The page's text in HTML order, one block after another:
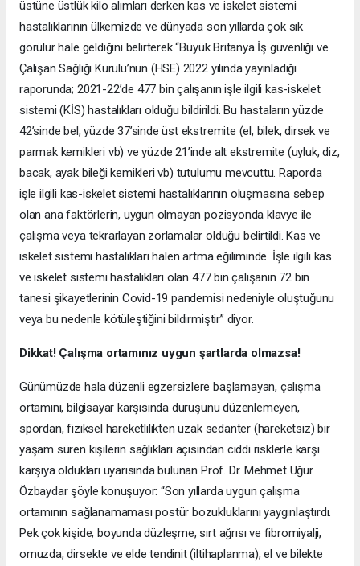
üstüne üstlük kilo alımları derken kas ve iskelet sistemi
hastalıklarının ülkemizde ve dünyada son yıllarda çok sık
görülür hale geldiğini belirterek “Büyük Britanya İş güvenliği ve
Çalışan Sağlığı Kurulu’nun (HSE) 2022 yılında yayınladığı
raporunda; 2021-22’de 477 bin çalışanın işle ilgili kas-iskelet
sistemi (KİS) hastalıkları olduğu bildirildi. Bu hastaların yüzde
42’sinde bel, yüzde 37’sinde üst ekstremite (el, bilek, dirsek ve
parmak kemikleri vb) ve yüzde 21’inde alt ekstremite (uyluk, diz,
bacak, ayak bileği kemikleri vb) tutulumu mevcuttu. Raporda
işle ilgili kas-iskelet sistemi hastalıklarının oluşmasına sebep
olan ana faktörlerin, uygun olmayan pozisyonda klavye ile
çalışma veya tekrarlayan zorlamalar olduğu belirtildi. Kas ve
iskelet sistemi hastalıkları halen artma eğiliminde. İşle ilgili kas
ve iskelet sistemi hastalıkları olan 477 bin çalışanın 72 bin
tanesi şikayetlerinin Covid-19 pandemisi nedeniyle oluştuğunu
veya bu nedenle kötüleştiğini bildirmiştir” diyor.
Dikkat! Çalışma ortamınız uygun şartlarda olmazsa!
Günümüzde hala düzenli egzersizlere başlamayan, çalışma
ortamını, bilgisayar karşısında duruşunu düzenlemeyen,
spordan, fiziksel hareketlilikten uzak sedanter (hareketsiz) bir
yaşam süren kişilerin sağlıkları açısından ciddi risklerle karşı
karşıya oldukları uyarısında bulunan Prof. Dr. Mehmet Uğur
Özbaydar şöyle konuşuyor: “Son yıllarda uygun çalışma
ortamının sağlanamaması postür bozukluklarını yaygınlaştırdı.
Pek çok kişide; boyunda düzleşme, sırt ağrısı ve fibromiyalji,
omuzda, dirsekte ve elde tendinit (iltihaplanma), el ve bilekte